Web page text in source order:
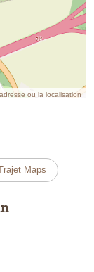
ou la localisation
Maps